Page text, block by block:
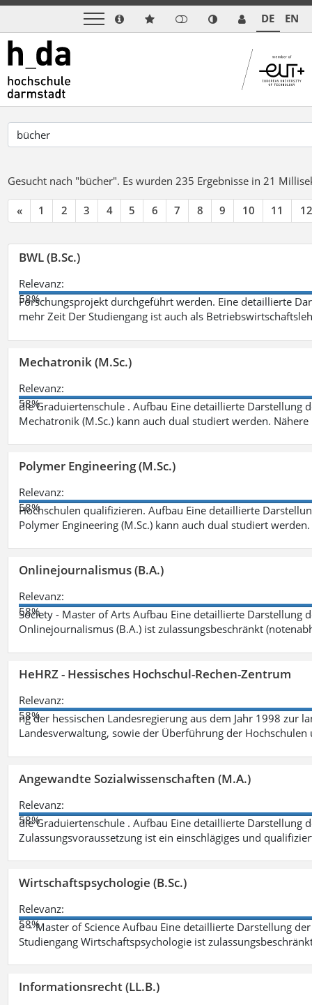
DE EN
Gesucht nach "bücher". Es wurden 235 Ergebnisse in 21
« 1 2 3 4 5 6 7 8 9 10 11 12
BWL (B.Sc.)
Relevanz:
58%
Forschungsprojekt durchgeführt werden. Eine detaillierte
mehr Zeit Der Studiengang ist auch als
Mechatronik (M.Sc.)
Relevanz:
58%
die Graduiertenschule . Aufbau Eine detaillierte Darstellung
Mechatronik (M.Sc.) kann auch dual studiert werden.
Polymer Engineering (M.Sc.)
Relevanz:
58%
Hochschulen qualifizieren. Aufbau Eine detaillierte
Polymer Engineering (M.Sc.) kann auch dual studiert
Onlinejournalismus (B.A.)
Relevanz:
58%
Society - Master of Arts Aufbau Eine detaillierte Darstellung
Onlinejournalismus (B.A.) ist zulassungsbeschränkt
HeHRZ - Hessisches Hochschul-Rechen-Zentrum
Relevanz:
58%
ng der hessischen Landesregierung aus dem Jahr 1998 zur
Landesverwaltung, sowie der Überführung der
Angewandte Sozialwissenschaften (M.A.)
Relevanz:
58%
die Graduiertenschule . Aufbau Eine detaillierte Darstellung
Zulassungsvoraussetzung ist ein einschlägiges und
Wirtschaftspsychologie (B.Sc.)
Relevanz:
58%
e – Master of Science Aufbau Eine detaillierte Darstellung
Studiengang Wirtschaftspsychologie ist
Informationsrecht (LL.B.)